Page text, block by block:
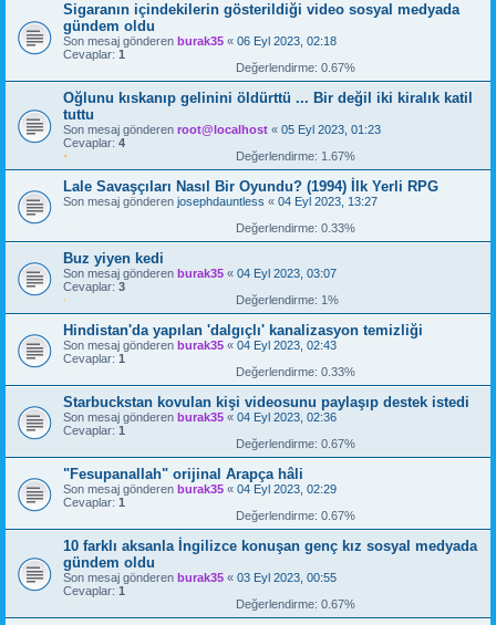
Sigaranın içindekilerin gösterildiği video sosyal medyada
gündem oldu
Son mesaj gönderen burak35 « 06 Eyl 2023, 02:18
Cevaplar: 1
Değerlendirme: 0.67%
Oğlunu kıskanıp gelinini öldürttü ... Bir değil iki kiralık katil
tuttu
Son mesaj gönderen root@localhost « 05 Eyl 2023, 01:23
Cevaplar: 4
Değerlendirme: 1.67%
Lale Savaşçıları Nasıl Bir Oyundu? (1994) İlk Yerli RPG
Son mesaj gönderen josephdauntless « 04 Eyl 2023, 13:27
Değerlendirme: 0.33%
Buz yiyen kedi
Son mesaj gönderen burak35 « 04 Eyl 2023, 03:07
Cevaplar: 3
Değerlendirme: 1%
Hindistan'da yapılan 'dalgıçlı' kanalizasyon temizliği
Son mesaj gönderen burak35 « 04 Eyl 2023, 02:43
Cevaplar: 1
Değerlendirme: 0.33%
Starbuckstan kovulan kişi videosunu paylaşıp destek istedi
Son mesaj gönderen burak35 « 04 Eyl 2023, 02:36
Cevaplar: 1
Değerlendirme: 0.67%
"Fesupanallah" orijinal Arapça hâli
Son mesaj gönderen burak35 « 04 Eyl 2023, 02:29
Cevaplar: 1
Değerlendirme: 0.67%
10 farklı aksanla İngilizce konuşan genç kız sosyal medyada
gündem oldu
Son mesaj gönderen burak35 « 03 Eyl 2023, 00:55
Cevaplar: 1
Değerlendirme: 0.67%